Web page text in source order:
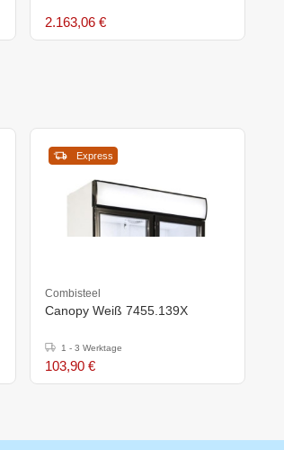
2.163,06 €
Express
Combisteel
Canopy Weiß 7455.139X
1 - 3 Werktage
103,90 €